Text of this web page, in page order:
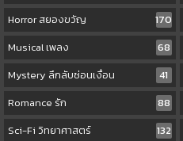
Horror สยองขวัญ
170
Musical เพลง
68
Mystery ลึกลับซ่อนเงื่อน
41
Romance รัก
88
Sci-Fi วิทยาศาสตร์
132